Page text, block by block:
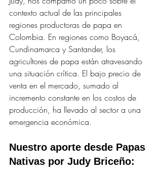
contexto actual de las principales
regiones productoras de papa en
Colombia. En regiones como Boyacá,
Cundinamarca y Santander, los
agricultores de papa están atravesando
una situación crítica. El bajo precio de
venta en el mercado, sumado al
incremento constante en los costos de
producción, ha llevado al sector a una
emergencia económica.
Nuestro aporte desde Papas
Nativas por Judy Briceño: